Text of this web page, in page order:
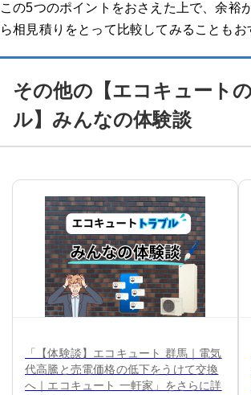
この5つのポイントをおさえた上で、余裕
ら相見積りをとって比較してみることもお
その他の【エコキュート
ル】みんなの体験談
「【体験談】エコキュート 群馬｜電気
代高騰と売電価格の低下をうけて交換
へ｜エコキュート 一軒家」をさらに詳